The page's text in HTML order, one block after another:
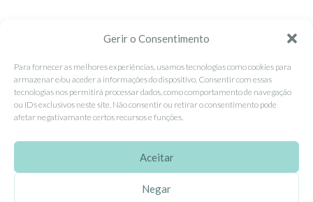
Gerir o Consentimento
Para fornecer as melhores experiências, usamos tecnologias como cookies para
armazenar e/ou aceder a informações do dispositivo. Consentir com essas
tecnologias nos permitirá processar dados, como comportamento de navegação
ou IDs exclusivos neste site. Não consentir ou retirar o consentimento pode
afetar negativamante certos recursos e funções.
Aceitar
Negar
Facebook
Instagram
Pinterest